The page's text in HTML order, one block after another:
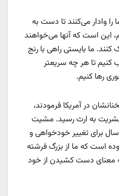
را وادار می‌کنند تا دست به
این است که آنها می‌خواهند
کنند. ما بایستی راهی با رنج
کنیم تا هر چه سریعتر
رها کنیم.
در آمریکا فرمودند،
به ارث رسید. مشیت
برای تغییر خودخواهی و
است که ما از بزرگ فرشته
معنای دست کشیدن از خود